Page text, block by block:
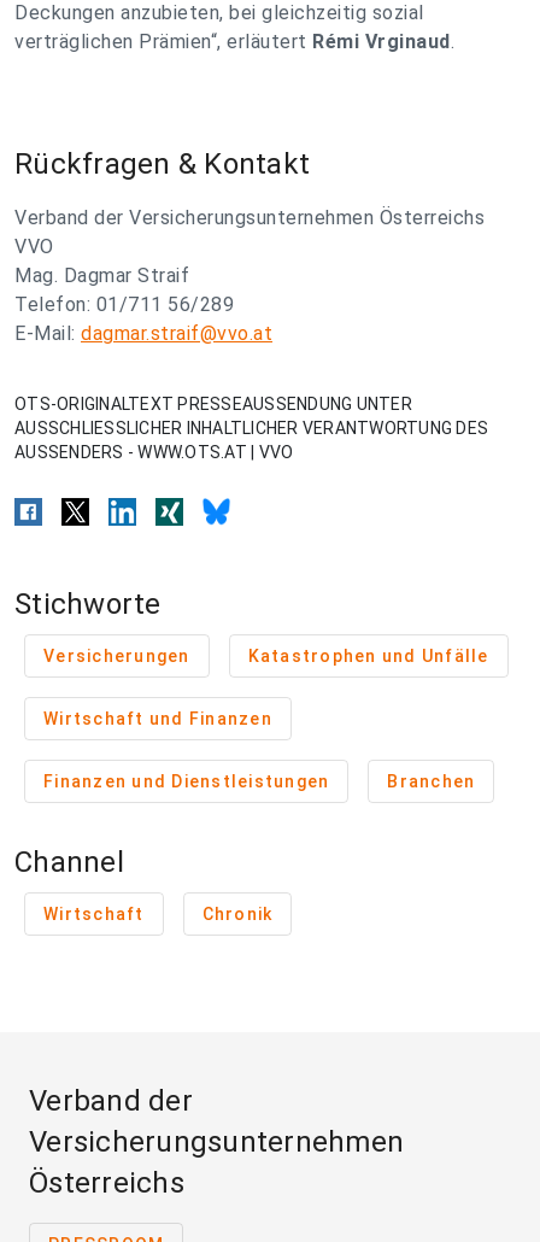
Deckungen anzubieten, bei gleichzeitig sozial
verträglichen Prämien“, erläutert Rémi Vrginaud.
Rückfragen & Kontakt
Verband der Versicherungsunternehmen Österreichs
VVO
Mag. Dagmar Straif
Telefon: 01/711 56/289
E-Mail: dagmar.straif@vvo.at
OTS-ORIGINALTEXT PRESSEAUSSENDUNG UNTER
AUSSCHLIESSLICHER INHALTLICHER VERANTWORTUNG DES
AUSSENDERS - WWW.OTS.AT | VVO
Stichworte
Versicherungen Katastrophen und Unfälle
Wirtschaft und Finanzen
Finanzen und Dienstleistungen Branchen
Channel
Wirtschaft Chronik
Verband der
Versicherungsunternehmen
Österreichs